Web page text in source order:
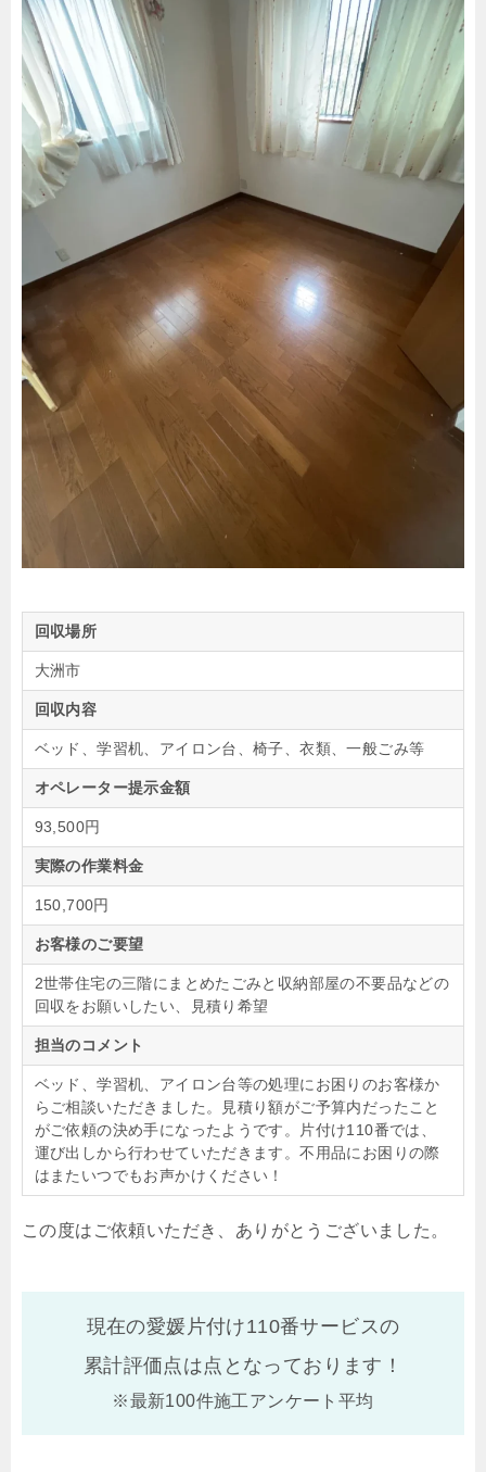
回収場所
大洲市
回収内容
ベッド、学習机、アイロン台、椅子、衣類、一般ごみ等
オペレーター提示金額
93,500円
実際の作業料金
150,700円
お客様のご要望
2世帯住宅の三階にまとめたごみと収納部屋の不要品などの
回収をお願いしたい、見積り希望
担当のコメント
ベッド、学習机、アイロン台等の処理にお困りのお客様か
らご相談いただきました。見積り額がご予算内だったこと
がご依頼の決め手になったようです。片付け110番では、
運び出しから行わせていただきます。不用品にお困りの際
はまたいつでもお声かけください！
この度はご依頼いただき、ありがとうございました。
現在の愛媛片付け110番サービスの
累計評価点は点となっております！
※最新100件施工アンケート平均